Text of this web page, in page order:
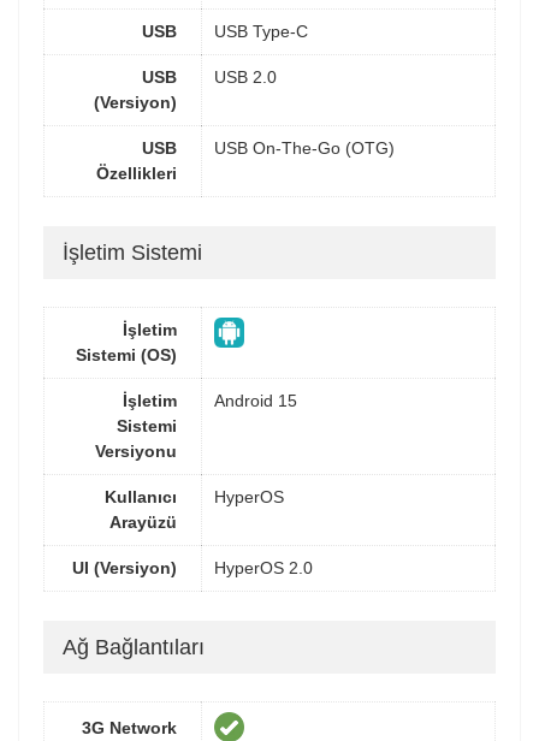
USB USB Type-C
USB
(Versiyon)
USB 2.0
USB
Özellikleri
USB On-The-Go (OTG)
İşletim Sistemi
İşletim
Sistemi (OS)
İşletim
Sistemi
Versiyonu
Android 15
Kullanıcı
Arayüzü
HyperOS
UI (Versiyon) HyperOS 2.0
Ağ Bağlantıları
3G Network